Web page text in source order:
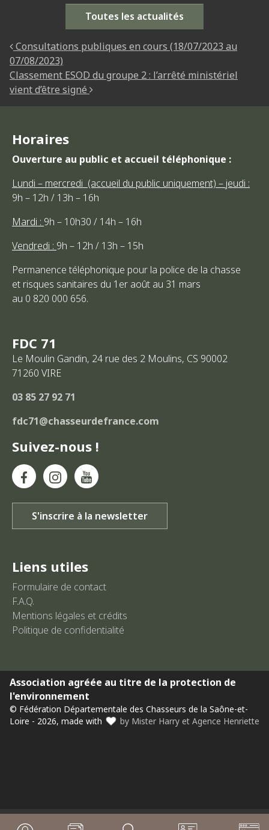
Toutes les actualités
NAVIGATION DES ARTICLES
Consultations publiques en cours (18/07/2023 au
07/08/2023)
Classement ESOD du groupe 2 : l’arrêté ministériel
vient d’être signé
FDC 71
Le Moulin Gandin, 24 rue des 2 Moulins, CS 90002
71260 VIRE
03 85 27 92 71
fdc71@chasseurdefrance.com
Suivez-nous !
Horaires
Ouverture au public et accueil téléphonique :
Lundi – mercredi (accueil du public uniquement) – jeudi :
9h – 12h / 13h – 16h
Mardi : 9h – 10h30 / 14h – 16h
Vendredi : 9h – 12h / 13h – 15h
Permanence téléphonique pour la police de la chasse
et risques sanitaires du 1er août au 31 mars
au 0 820 000 656.
Liens utiles
Formulaire de contact
F.A.Q.
Mentions légales et crédits
Politique de confidentialité
Association agréée au titre de la protection de
l'environnement
© Fédération Départementale des Chasseurs de la Saône-et-
Loire - 2026, made with
by Mister Harry et Agence Henriette